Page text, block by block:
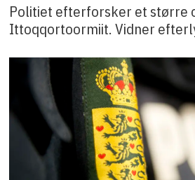
Politiet efterforsker et større
Ittoqqortoormiit. Vidner